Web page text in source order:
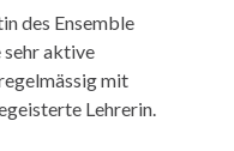
des Ensemble
sehr aktive
mit
Lehrerin.